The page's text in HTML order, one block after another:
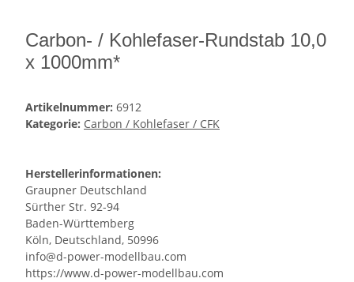
Carbon- / Kohlefaser-Rundstab 10,0
x 1000mm*
Artikelnummer: 6912
Kategorie: Carbon / Kohlefaser / CFK
Herstellerinformationen:
Graupner Deutschland
Sürther Str. 92-94
Baden-Württemberg
Köln, Deutschland, 50996
info@d-power-modellbau.com
https://www.d-power-modellbau.com